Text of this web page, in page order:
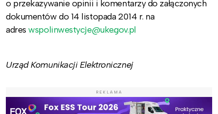
o przekazywanie opinii i komentarzy do załączonych
dokumentów do 14 listopada 2014 r. na
adreswspolinwestycje@uke.gov.pl
Urząd Komunikacji Elektronicznej
REKLAMA